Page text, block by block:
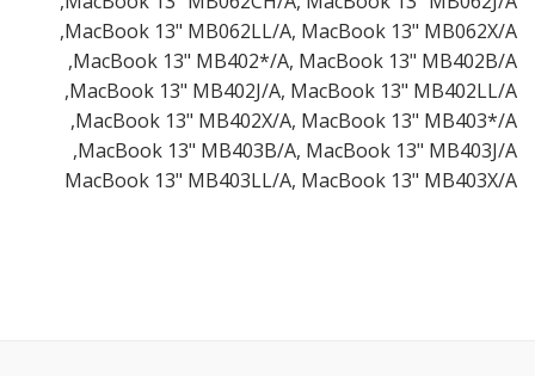
MacBook 13" MB062LL/A, MacBook 13" MB062X/A,
MacBook 13" MB402*/A, MacBook 13" MB402B/A,
MacBook 13" MB402J/A, MacBook 13" MB402LL/A,
MacBook 13" MB402X/A, MacBook 13" MB403*/A,
MacBook 13" MB403B/A, MacBook 13" MB403J/A,
MacBook 13" MB403LL/A, MacBook 13" MB403X/A